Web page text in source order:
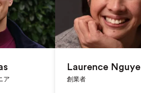
ア
Laurence
創業者